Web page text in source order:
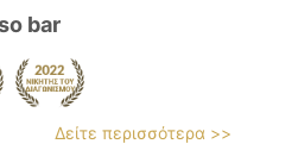
bar
Δείτε περισσότερα >>